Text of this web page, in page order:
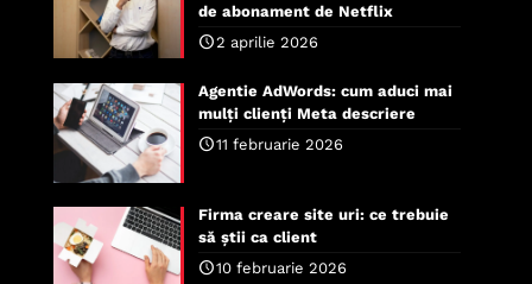
de abonament de Netflix
2 aprilie 2026
Agentie AdWords: cum aduci mai
mulți clienți Meta descriere
11 februarie 2026
Firma creare site uri: ce trebuie
să știi ca client
10 februarie 2026